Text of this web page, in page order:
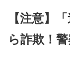
【注意】
ら詐欺！